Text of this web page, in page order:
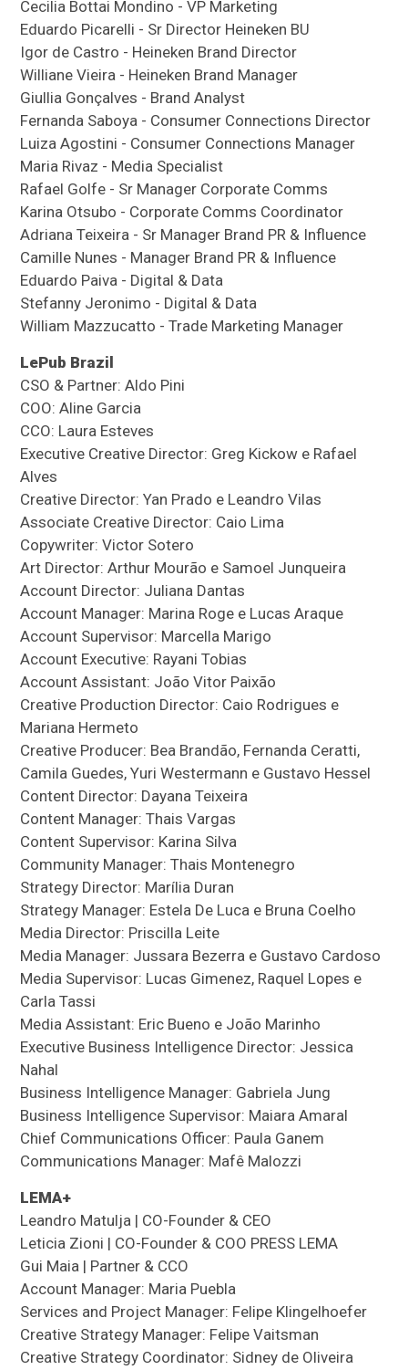
Cecilia Bottai Mondino - VP Marketing
Eduardo Picarelli - Sr Director Heineken BU
Igor de Castro - Heineken Brand Director
Williane Vieira - Heineken Brand Manager
Giullia Gonçalves - Brand Analyst
Fernanda Saboya - Consumer Connections Director
Luiza Agostini - Consumer Connections Manager
Maria Rivaz - Media Specialist
Rafael Golfe - Sr Manager Corporate Comms
Karina Otsubo - Corporate Comms Coordinator
Adriana Teixeira - Sr Manager Brand PR & Influence
Camille Nunes - Manager Brand PR & Influence
Eduardo Paiva - Digital & Data
Stefanny Jeronimo - Digital & Data
William Mazzucatto - Trade Marketing Manager
LePub Brazil
CSO & Partner: Aldo Pini
COO: Aline Garcia
CCO: Laura Esteves
Executive Creative Director: Greg Kickow e Rafael
Alves
Creative Director: Yan Prado e Leandro Vilas
Associate Creative Director: Caio Lima
Copywriter: Victor Sotero
Art Director: Arthur Mourão e Samoel Junqueira
Account Director: Juliana Dantas
Account Manager: Marina Roge e Lucas Araque
Account Supervisor: Marcella Marigo
Account Executive: Rayani Tobias
Account Assistant: João Vitor Paixão
Creative Production Director: Caio Rodrigues e
Mariana Hermeto
Creative Producer: Bea Brandão, Fernanda Ceratti,
Camila Guedes, Yuri Westermann e Gustavo Hessel
Content Director: Dayana Teixeira
Content Manager: Thais Vargas
Content Supervisor: Karina Silva
Community Manager: Thais Montenegro
Strategy Director: Marília Duran
Strategy Manager: Estela De Luca e Bruna Coelho
Media Director: Priscilla Leite
Media Manager: Jussara Bezerra e Gustavo Cardoso
Media Supervisor: Lucas Gimenez, Raquel Lopes e
Carla Tassi
Media Assistant: Eric Bueno e João Marinho
Executive Business Intelligence Director: Jessica
Nahal
Business Intelligence Manager: Gabriela Jung
Business Intelligence Supervisor: Maiara Amaral
Chief Communications Officer: Paula Ganem
Communications Manager: Mafê Malozzi
LEMA+
Leandro Matulja | CO-Founder & CEO
Leticia Zioni | CO-Founder & COO PRESS LEMA
Gui Maia | Partner & CCO
Account Manager: Maria Puebla
Services and Project Manager: Felipe Klingelhoefer
Creative Strategy Manager: Felipe Vaitsman
Creative Strategy Coordinator: Sidney de Oliveira